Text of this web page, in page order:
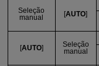
Seleção
manual
[AUTO
AUTO]
Seleção
manual